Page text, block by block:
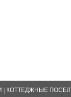
КОТТЕДЖНЫЕ